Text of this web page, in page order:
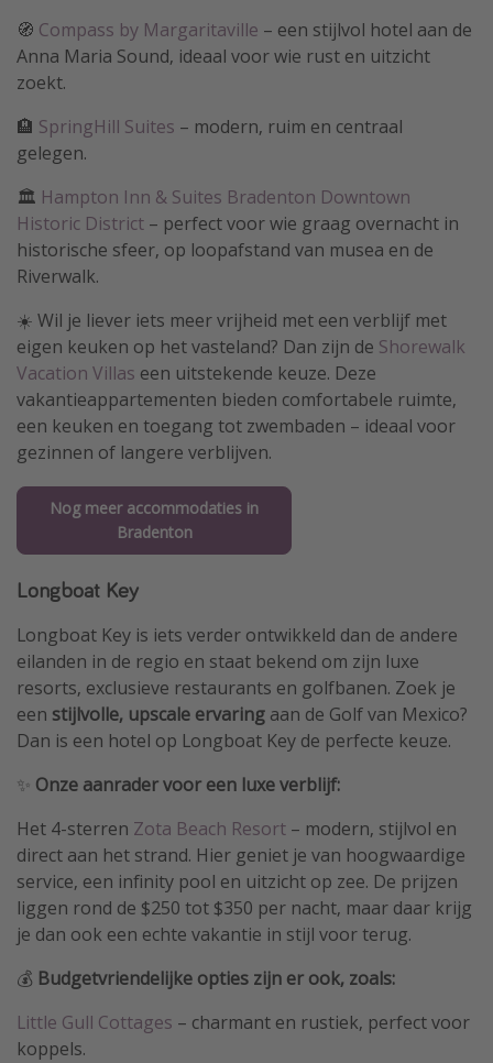
🧭 Compass by Margaritaville – een stijlvol hotel aan de
Anna Maria Sound, ideaal voor wie rust en uitzicht
zoekt.
🏨 SpringHill Suites – modern, ruim en centraal
gelegen.
🏛️ Hampton Inn & Suites Bradenton Downtown
Historic District – perfect voor wie graag overnacht in
historische sfeer, op loopafstand van musea en de
Riverwalk.
☀️ Wil je liever iets meer vrijheid met een verblijf met
eigen keuken op het vasteland? Dan zijn de Shorewalk
Vacation Villas een uitstekende keuze. Deze
vakantieappartementen bieden comfortabele ruimte,
een keuken en toegang tot zwembaden – ideaal voor
gezinnen of langere verblijven.
Nog meer accommodaties in
Bradenton
Longboat Key
Longboat Key is iets verder ontwikkeld dan de andere
eilanden in de regio en staat bekend om zijn luxe
resorts, exclusieve restaurants en golfbanen. Zoek je
een stijlvolle, upscale ervaring aan de Golf van Mexico?
Dan is een hotel op Longboat Key de perfecte keuze.
✨ Onze aanrader voor een luxe verblijf:
Het 4-sterren Zota Beach Resort – modern, stijlvol en
direct aan het strand. Hier geniet je van hoogwaardige
service, een infinity pool en uitzicht op zee. De prijzen
liggen rond de $250 tot $350 per nacht, maar daar krijg
je dan ook een echte vakantie in stijl voor terug.
💰 Budgetvriendelijke opties zijn er ook, zoals:
Little Gull Cottages – charmant en rustiek, perfect voor
koppels.